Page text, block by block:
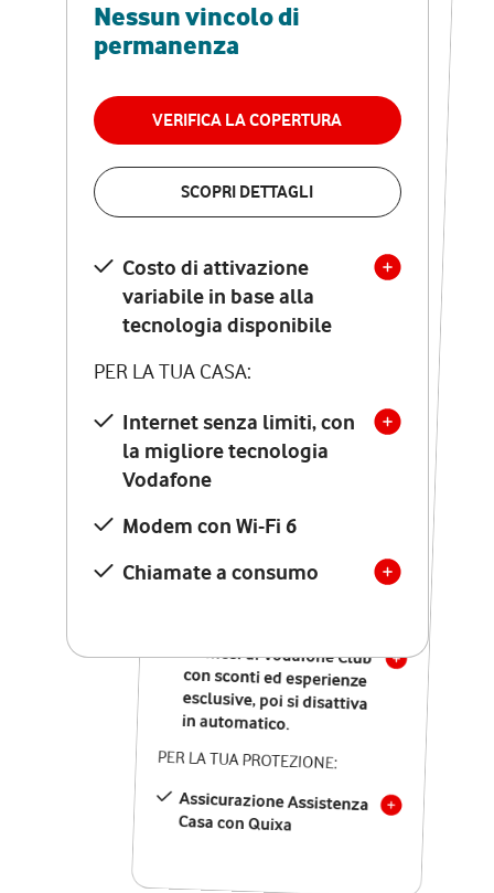
Nessun vincolo di
permanenza
VERIFICA LA COPERTURA
SCOPRI DETTAGLI
Costo di attivazione
variabile in base alla
tecnologia disponibile
PER LA TUA CASA:
Internet senza limiti, con
la migliore tecnologia
Vodafone
Modem con Wi-Fi 6
Chiamate a consumo
RETE FISSA + VODAFONE CLUB
29,95€
permanenza
VERIFICA LA COPERTURA
Costo di attivazione
variabile in base alla
tecnologia disponibile
PER LA TUA CASA:
Internet senza limiti, con
la migliore tecnologia
Vodafone
Modem Seven con Wi-Fi 7
Chiamate illimitate verso
numeri fissi e mobili
nazionali
12 mesi di Vodafone Club
con sconti ed esperienze
esclusive, poi si disattiva
in automatico.
PER LA TUA PROTEZIONE:
Assicurazione Assistenza
Casa con Quixa